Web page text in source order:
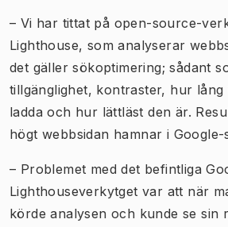
– Vi har tittat på open-source-
Lighthouse, som analyserar
det gäller sökoptimering; sådant
tillgänglighet, kontraster, hur lång
ladda och hur lättläst den är.
högt webbsidan hamnar i Google-
– Problemet med det befintliga
Lighthouseverkytget var att när
körde analysen och kunde se sin